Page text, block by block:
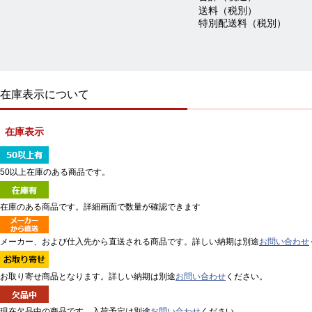
送料（税別）
特別配送料（税別）
在庫表示について
在庫表示
50以上在庫のある商品です。
在庫のある商品です。詳細画面で数量が確認できます
メーカー、および仕入先から直送される商品です。詳しい納期は別途お問い合わせ
お取り寄せ商品となります。詳しい納期は別途お問い合わせ ください。